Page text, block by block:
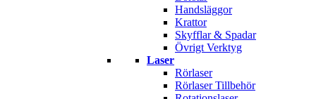
Handsläggor
Krattor
Skyfflar & Spadar
Övrigt Verktyg
Laser
Rörlaser
Rörlaser Tillbehör